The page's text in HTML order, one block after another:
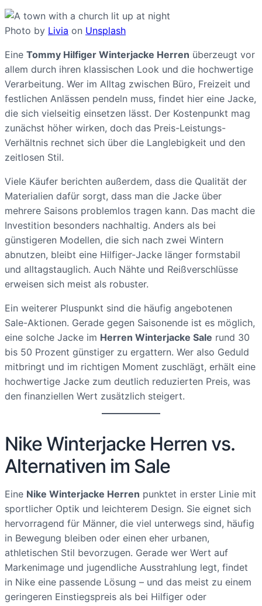
Photo by Livia on Unsplash
Eine Tommy Hilfiger Winterjacke Herren überzeugt vor
allem durch ihren klassischen Look und die hochwertige
Verarbeitung. Wer im Alltag zwischen Büro, Freizeit und
festlichen Anlässen pendeln muss, findet hier eine Jacke,
die sich vielseitig einsetzen lässt. Der Kostenpunkt mag
zunächst höher wirken, doch das Preis-Leistungs-
Verhältnis rechnet sich über die Langlebigkeit und den
zeitlosen Stil.
Viele Käufer berichten außerdem, dass die Qualität der
Materialien dafür sorgt, dass man die Jacke über
mehrere Saisons problemlos tragen kann. Das macht die
Investition besonders nachhaltig. Anders als bei
günstigeren Modellen, die sich nach zwei Wintern
abnutzen, bleibt eine Hilfiger-Jacke länger formstabil
und alltagstauglich. Auch Nähte und Reißverschlüsse
erweisen sich meist als robuster.
Ein weiterer Pluspunkt sind die häufig angebotenen
Sale-Aktionen. Gerade gegen Saisonende ist es möglich,
eine solche Jacke im Herren Winterjacke Sale rund 30
bis 50 Prozent günstiger zu ergattern. Wer also Geduld
mitbringt und im richtigen Moment zuschlägt, erhält eine
hochwertige Jacke zum deutlich reduzierten Preis, was
den finanziellen Wert zusätzlich steigert.
Nike Winterjacke Herren vs.
Alternativen im Sale
Eine Nike Winterjacke Herren punktet in erster Linie mit
sportlicher Optik und leichterem Design. Sie eignet sich
hervorragend für Männer, die viel unterwegs sind, häufig
in Bewegung bleiben oder einen eher urbanen,
athletischen Stil bevorzugen. Gerade wer Wert auf
Markenimage und jugendliche Ausstrahlung legt, findet
in Nike eine passende Lösung – und das meist zu einem
geringeren Einstiegspreis als bei Hilfiger oder